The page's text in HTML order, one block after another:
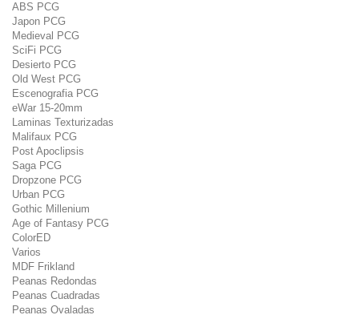
ABS PCG
Japon PCG
Medieval PCG
SciFi PCG
Desierto PCG
Old West PCG
Escenografia PCG
eWar 15-20mm
Laminas Texturizadas
Malifaux PCG
Post Apoclipsis
Saga PCG
Dropzone PCG
Urban PCG
Gothic Millenium
Age of Fantasy PCG
ColorED
Varios
MDF Frikland
Peanas Redondas
Peanas Cuadradas
Peanas Ovaladas